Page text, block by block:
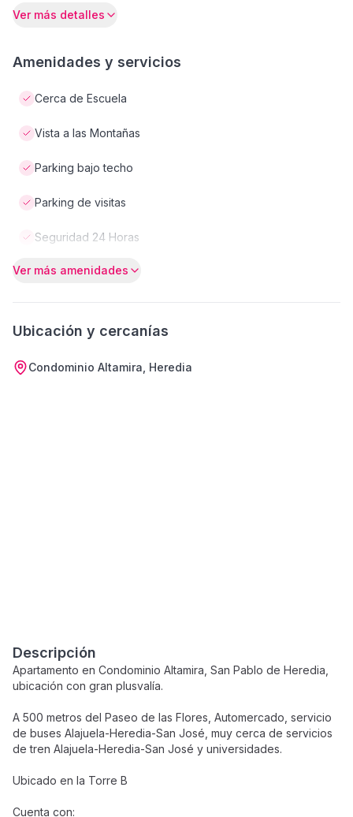
Ver más detalles
Amenidades y servicios
Cerca de Escuela
Vista a las Montañas
Parking bajo techo
Parking de visitas
Seguridad 24 Horas
Ver más amenidades
Ubicación y cercanías
Condominio Altamira, Heredia
Descripción
Apartamento en Condominio Altamira, San Pablo de Heredia,
ubicación con gran plusvalía.
A 500 metros del Paseo de las Flores, Automercado, servicio
de buses Alajuela-Heredia-San José, muy cerca de servicios
de tren Alajuela-Heredia-San José y universidades.
Ubicado en la Torre B
Cuenta con: